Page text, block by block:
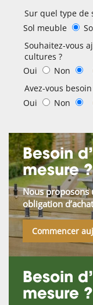
Sur quel type de
Sol meuble
Souhaitez-vous
cultures ?
Oui
Non
Avez-vous
Oui
Non
Besoin
mesure ?
Nous proposons
obligation d’achat
Commencer
Besoin
mesure ?